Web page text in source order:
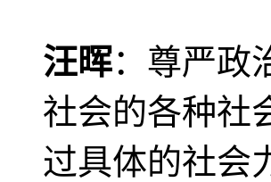
汪晖：尊严政
社会的各种社
过具体的社会